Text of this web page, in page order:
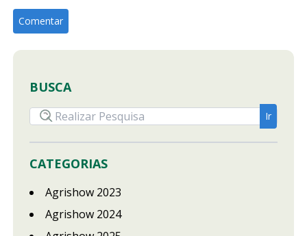
BUSCA
CATEGORIAS
Agrishow 2023
Agrishow 2024